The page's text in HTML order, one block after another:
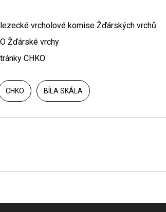
vrcholové komise Žďárských vrchů
Žďárské vrchy
CHKO
CHKO BÍLA SKÁLA